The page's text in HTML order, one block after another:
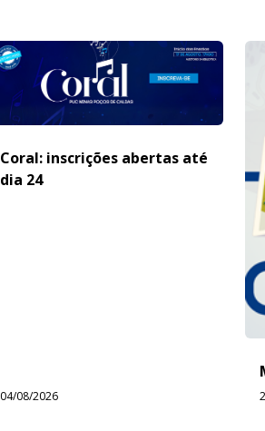
Coral: inscrições abertas até
dia 24
04/08/2026